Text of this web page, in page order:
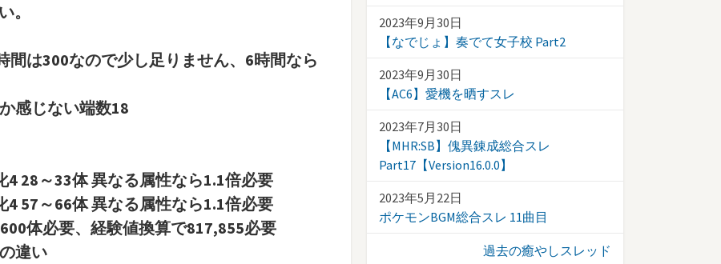
。
300なので少し足りません、6時間なら
感じない端数18
28～33体 異なる属性なら1.1倍必要
57～66体 異なる属性なら1.1倍必要
体必要、経験値換算で817,855必要
違い
2023年9月30日
【なでじょ】奏でて女子校 Part2
2023年9月30日
【AC6】愛機を晒すスレ
2023年7月30日
【MHR:SB】傀異錬成総合スレ
Part17【Version16.0.0】
2023年5月22日
ポケモンBGM総合スレ 11曲目
過去の癒やしスレッド